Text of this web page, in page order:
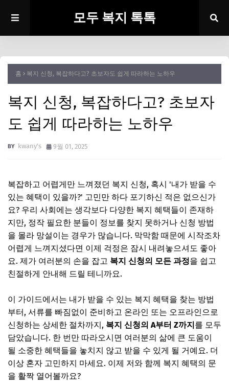
모두 복지 톡톡
홈 복지 신청, 복잡하다고? 초보자도 쉽게 따라하는 노하우
복지 신청, 복잡하다고? 초보자
도 쉽게 따라하는 노하우
kwany's 9월 01, 2025
복잡하고 어렵게만 느껴졌던 복지 신청, 혹시 '내가 받을 수
있는 혜택이 있을까?' 고민만 하다 포기하신 적은 없으신가
요? 우리 사회에는 생각보다 다양한 복지 혜택들이 존재하
지만, 정작 필요한 분들이 정보를 찾지 못하거나 신청 방법
을 몰라 망설이는 경우가 많습니다. 막막함 때문에 시작조차
어렵게 느껴지셨다면 이제 걱정은 잠시 내려놓으셔도 좋아
요. 제가 여러분의 손을 잡고 복지 신청의 모든 과정을 쉽고
친절하게 안내해 드릴 테니까요.
이 가이드에서는 내가 받을 수 있는 복지 혜택을 찾는 방법
부터, 서류를 빠짐없이 준비하고 온라인 또는 오프라인으로
신청하는 상세한 절차까지, 복지 신청의 A부터 Z까지를 모두
담았습니다. 한 번만 따라오시면 여러분의 삶에 큰 도움이
될 소중한 혜택들을 놓치지 않고 받을 수 있게 될 거예요. 더
이상 혼자 고민하지 마세요. 이제 저와 함께 복지 혜택의 문
을 활짝 열어볼까요?